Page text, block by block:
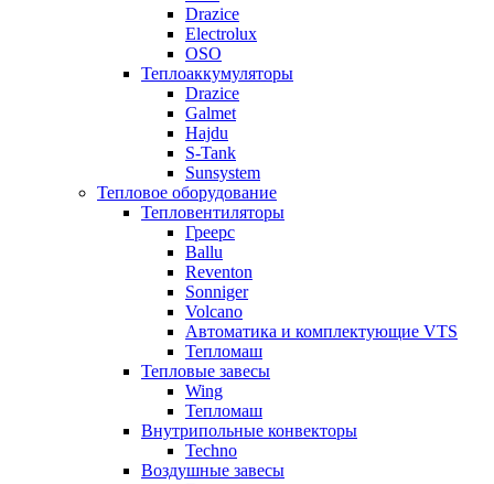
Drazice
Electrolux
OSO
Теплоаккумуляторы
Drazice
Galmet
Hajdu
S-Tank
Sunsystem
Тепловое оборудование
Тепловентиляторы
Греерс
Ballu
Reventon
Sonniger
Volcano
Автоматика и комплектующие VTS
Тепломаш
Тепловые завесы
Wing
Тепломаш
Внутрипольные конвекторы
Techno
Воздушные завесы